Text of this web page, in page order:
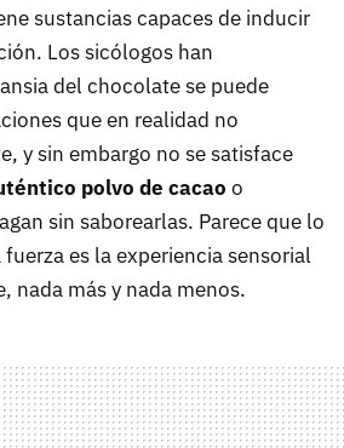
sustancias capaces de inducir
Los sicólogos han
del chocolate se puede
que en realidad no
y sin embargo no se satisface
polvo de cacao o
sin saborearlas. Parece que lo
es la experiencia sensorial
nada más y nada menos.